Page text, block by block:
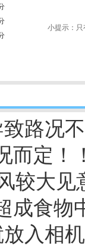
小提示：
路况
而定！
较大
成食物
入相